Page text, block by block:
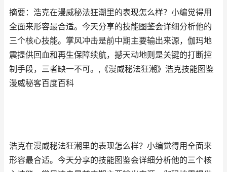
摘要：浩克在漫威秘法狂潮里的表现怎么样？小编觉得用
全面来形容最合适。今天分享的技能图鉴会详细分析他的
三个核心技能。掌风冲击是前中期主要输出来源，伽玛地
震提供回血和再生保障续航，撼天动地则是关键的打断控
制手段，三者缺一不可。,《漫威秘法狂潮》浩克技能图鉴
漫威秘客百度百科
浩克在漫威秘法狂潮里的表现怎么样？小编觉得用全面来
形容最合适。今天分享的技能图鉴会详细分析他的三个核